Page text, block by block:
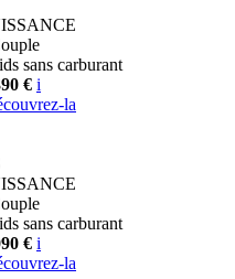
sans carburant
€ i
la
sans carburant
€ i
la